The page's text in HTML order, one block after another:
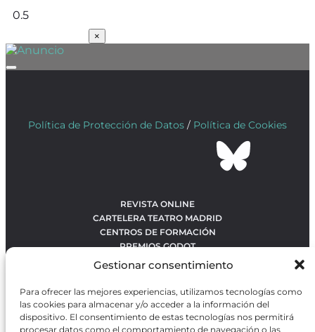
Gestionar consentimiento
Para ofrecer las mejores experiencias, utilizamos tecnologías como
las cookies para almacenar y/o acceder a la información del
dispositivo. El consentimiento de estas tecnologías nos permitirá
procesar datos como el comportamiento de navegación o las
×
Política de Protección de Datos / Política de Cookies
REVISTA ONLINE
CARTELERA TEATRO MADRID
CENTROS DE FORMACIÓN
PREMIOS GODOT
CONTACTO
OBRAS MÁS VOTADAS
RANKING MEJORES OBRAS